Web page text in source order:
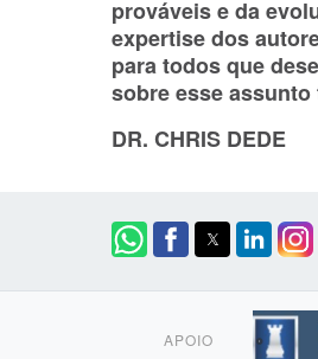
prováveis e da
expertise dos
para todos que
sobre esse
DR. CHRIS DEDE
APOIO